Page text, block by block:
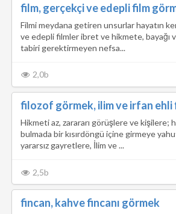
film, gerçekçi ve edepli film
Filmi meydana getiren unsurlar hayatın
ve edepli filmler ibret ve hikmete, bayağı
tabiri gerektirmeyen nefsa...
2,0b
filozof görmek, ilim ve irfan
Hikmeti az, zarararı görüşlere ve kişilere;
bulmada bir kısırdöngü içine girmeye
yararsız gayretlere, İlim ve ...
2,5b
fincan, kahve fincanı görmek